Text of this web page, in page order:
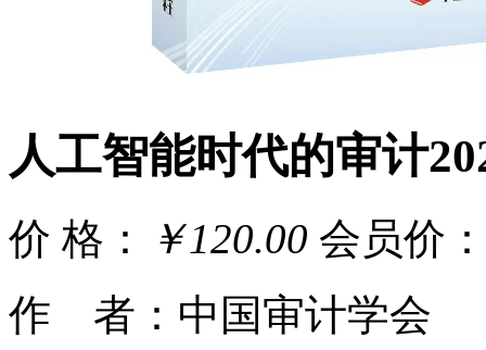
人工智能时代的审计
价 格： ￥120.00 会员价
作 者：中国审计学会